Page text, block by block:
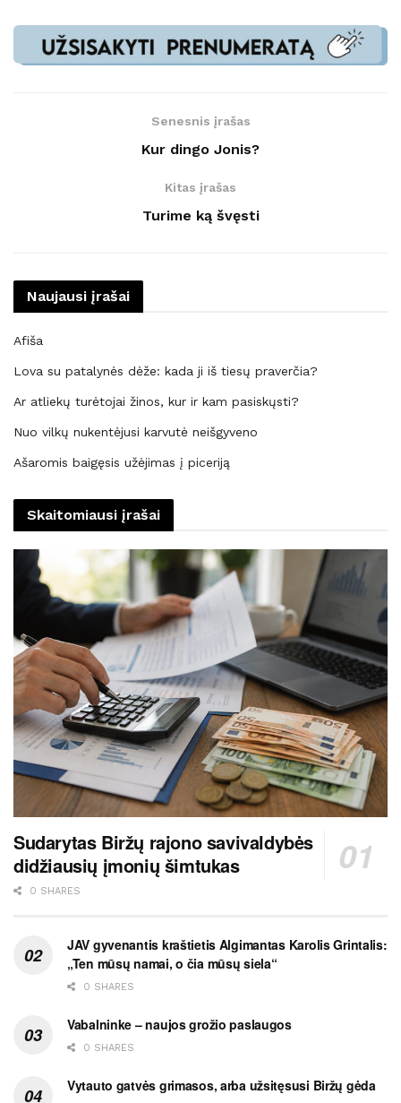
Senesnis įrašas
Kur dingo Jonis?
Kitas įrašas
Turime ką švęsti
Naujausi įrašai
Afiša
Lova su patalynės dėže: kada ji iš tiesų praverčia?
Ar atliekų turėtojai žinos, kur ir kam pasiskųsti?
Nuo vilkų nukentėjusi karvutė neišgyveno
Ašaromis baigęsis užėjimas į piceriją
Skaitomiausi įrašai
Sudarytas Biržų rajono savivaldybės
didžiausių įmonių šimtukas
0 SHARES
JAV gyvenantis kraštietis Algimantas Karolis Grintalis:
„Ten mūsų namai, o čia mūsų siela“
0 SHARES
Vabalninke – naujos grožio paslaugos
0 SHARES
Vytauto gatvės grimasos, arba užsitęsusi Biržų gėda